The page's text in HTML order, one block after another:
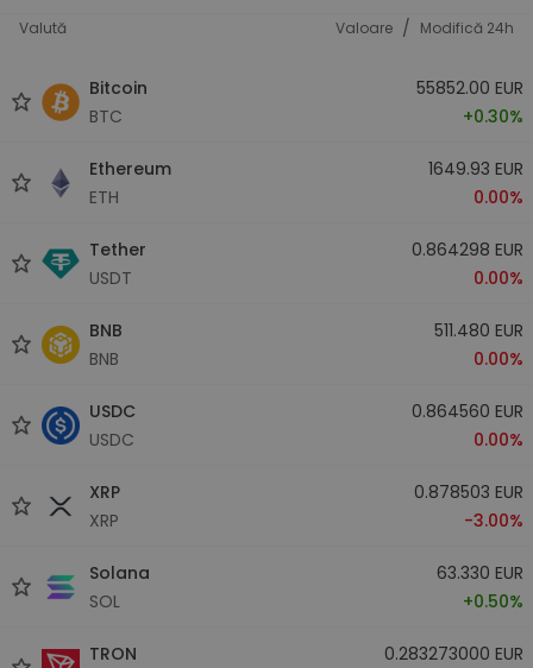
Valută Valoare / Modifică 24h
Bitcoin
BTC
55852.00 EUR
+0.30%
Ethereum
ETH
1649.93 EUR
0.00%
Tether
USDT
0.864298 EUR
0.00%
BNB
BNB
511.480 EUR
0.00%
USDC
USDC
0.864560 EUR
0.00%
XRP
XRP
0.878503 EUR
-3.00%
Solana
SOL
63.330 EUR
+0.50%
TRON
0.283273000 EUR